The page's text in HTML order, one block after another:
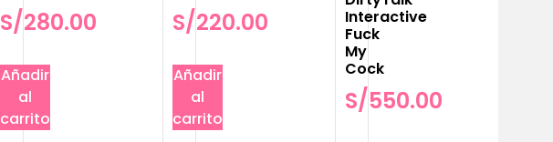
S/280.00
Añadir
al
carrito
S/220.00
Añadir
al
carrito
Interactive
Fuck
My
Cock
S/550.00